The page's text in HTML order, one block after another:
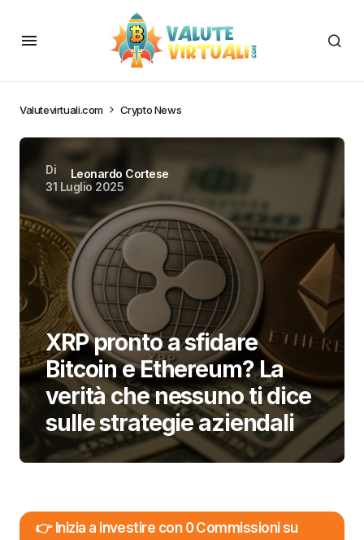
Valutevirtuali.com Crypto News
Di
Leonardo Cortese
31 Luglio 2025
XRP pronto a sfidare
Bitcoin e Ethereum? La
verità che nessuno ti dice
sulle strategie aziendali
👉 Inizia a investire con 0 Commissioni su